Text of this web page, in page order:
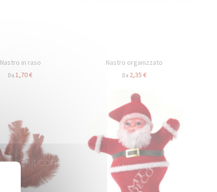
Nascondi il banner dei cookie
Nastro in raso
Da1,70 €
Nastro organizzato
Da 2,35 €